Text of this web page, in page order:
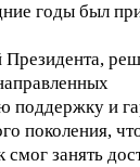
годы был
Президента,
поддержку и
поколения,
смог занять